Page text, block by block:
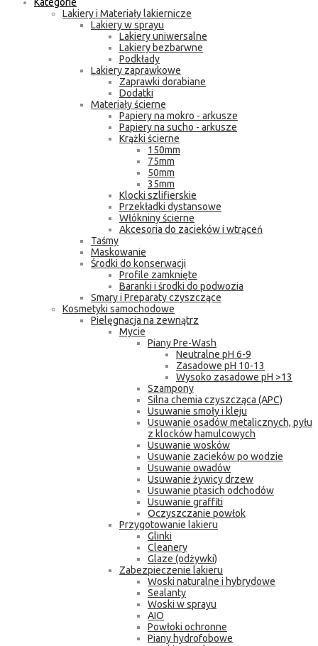
Lakiery i Materiały lakiernicze
Lakiery w sprayu
Lakiery uniwersalne
Lakiery bezbarwne
Podkłady
Lakiery zaprawkowe
Zaprawki dorabiane
Dodatki
Materiały ścierne
Papiery na mokro - arkusze
Papiery na sucho - arkusze
Krążki ścierne
150mm
75mm
50mm
35mm
Klocki szlifierskie
Przekładki dystansowe
Włókniny ścierne
Akcesoria do zacieków i wtrąceń
Taśmy
Maskowanie
Środki do konserwacji
Profile zamknięte
Baranki i środki do podwozia
Smary i Preparaty czyszczące
Kosmetyki samochodowe
Pielęgnacja na zewnątrz
Mycie
Piany Pre-Wash
Neutralne pH 6-9
Zasadowe pH 10-13
Wysoko zasadowe pH >13
Szampony
Silna chemia czyszcząca (APC)
Usuwanie smoły i kleju
Usuwanie osadów metalicznych, pyłu
z klocków hamulcowych
Usuwanie wosków
Usuwanie zacieków po wodzie
Usuwanie owadów
Usuwanie żywicy drzew
Usuwanie ptasich odchodów
Usuwanie graffiti
Oczyszczanie powłok
Przygotowanie lakieru
Glinki
Cleanery
Glaze (odżywki)
Zabezpieczenie lakieru
Woski naturalne i hybrydowe
Sealanty
Woski w sprayu
AIO
Powłoki ochronne
Piany hydrofobowe